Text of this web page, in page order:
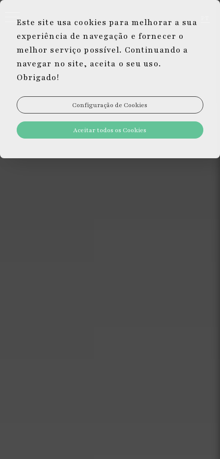
Este site usa cookies para melhorar a sua
experiência de navegação e fornecer o
melhor serviço possível. Continuando a
navegar no site, aceita o seu uso.
Obrigado!
Configuração de Cookies
Aceitar todos os Cookies